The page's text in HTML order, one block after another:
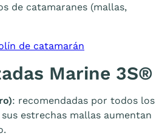
de catamaranes (mallas,
de catamarán
Marine 3S®
: recomendadas por todos los
estrechas mallas aumentan